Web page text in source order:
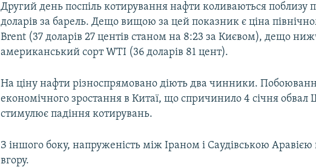
Другий день поспіль котирування нафти коливаються поблизу
доларів за барель. Дещо вищою за цей показник є ціна
Brent (37 доларів 27 центів станом на 8:23 за Києвом), дещо
американський сорт WTI (36 доларів 81 цент).
На ціну нафти різноспрямовано діють два чинники.
економічного зростання в Китаї, що спричинило 4 січня обвал
стимулює падіння котирувань.
З іншого боку, напруженість між Іраном і Саудівською Аравією
вгору.